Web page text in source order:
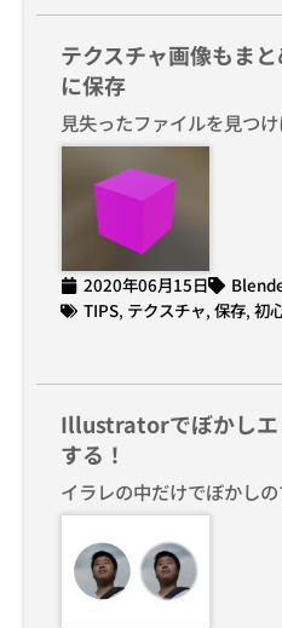
テクスチャ画像もま
に保存
見失ったファイルを見つ
2020年06月15日
TIPS, テクスチャ, 保存, 初
Illustratorでぼかしエ
する！
イラレの中だけでぼかしの